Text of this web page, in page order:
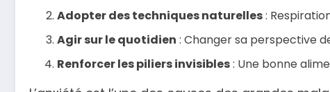
Adopter des techniques naturelles:
Agir sur le quotidien : Changer sa perspective
Renforcer les piliers invisibles: Une bonne